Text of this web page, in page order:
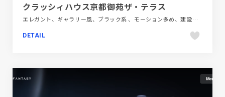
クラッシィハウス京都御苑ザ・テラス
エレガント、ギャラリー風、ブラック系 、モーション多め、建設・住宅・不動産、施設・店舗サイト
DETAIL